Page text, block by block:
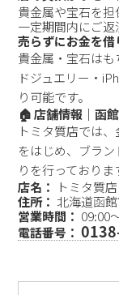
貴金属や宝石を
一定期間内にご
売らずにお金を
貴金属・宝石は
ドジュエリー・
り可能です。
🏠 店舗情報｜函
トミタ質店では
をはじめ、ブラ
りを行っておりま
店名：
トミタ質店
住所： 北海道函
営業時間： 09:00
電話番号：